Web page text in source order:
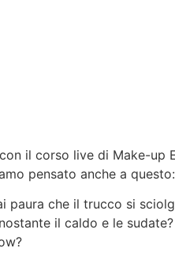
il corso live di Make-up
pensato anche a
paura che il trucco si
il caldo e le sudate?